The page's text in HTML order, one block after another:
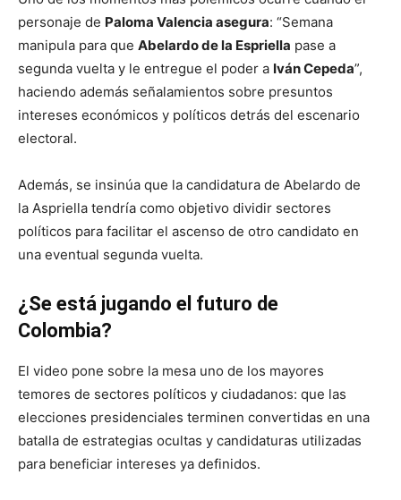
personaje de Paloma Valencia asegura: “Semana
manipula para que Abelardo de la Espriella pase a
segunda vuelta y le entregue el poder a Iván Cepeda”,
haciendo además señalamientos sobre presuntos
intereses económicos y políticos detrás del escenario
electoral.
Además, se insinúa que la candidatura de Abelardo de
la Aspriella tendría como objetivo dividir sectores
políticos para facilitar el ascenso de otro candidato en
una eventual segunda vuelta.
¿Se está jugando el futuro de
Colombia?
El video pone sobre la mesa uno de los mayores
temores de sectores políticos y ciudadanos: que las
elecciones presidenciales terminen convertidas en una
batalla de estrategias ocultas y candidaturas utilizadas
para beneficiar intereses ya definidos.